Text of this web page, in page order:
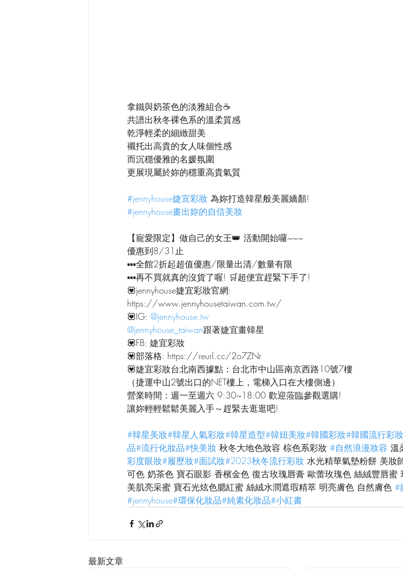
拿鐵與奶茶色的淡雅組合☕
共譜出秋冬裸色系的溫柔質感
乾淨輕柔的細緻甜美
襯托出高貴的女人味個性感
而沉穩優雅的名媛氛圍
更展現屬於妳的穩重高貴氣質
#jennyhouse婕宜彩妝 為妳打造韓星般美麗嬌顏!
#jennyhouse畫出妳的自信美妝
【寵愛限定】做自己的女王👑 活動開始囉~~~
優惠到8/31止
▪▪▪全館2折起超值優惠/限量出清/數量有限
▪▪▪再不買就真的沒貨了喔! 🛒超便宜趕緊下手了!
💟jennyhouse婕宜彩妝官網:
https://www.jennyhousetaiwan.com.tw/
💟IG: @jennyhouse.tw
@jennyhouse_taiwan跟著婕宜畫韓星
💟FB: 婕宜彩妝
💟部落格: https://reurl.cc/2o7ZNr
💟婕宜彩妝台北南西據點：台北市中山區南京西路10號7樓
（捷運中山2號出口的NET樓上，電梯入口在大樓側邊）
營業時間：週一至週六 9:30~18:00 歡迎蒞臨參觀選購!
讓妳輕輕鬆鬆美麗入手～趕緊去逛逛吧!
#韓星美妝#韓星人氣彩妝#韓星造型#韓妞美妝#韓國彩妝#韓國流行彩妝
品#流行化妝品#快美妝 秋冬大地色妝容 棕色系彩妝 #自然浪漫妝容 溫
彩度眼妝#履歷妝#面試妝#2023秋冬流行彩妝 水光精華氣墊粉餅 美妝
可色 奶茶色 寶石眼影 香檳金色 復古玫瑰唇膏 歐蕾玫瑰色 絲絨豐唇蜜
美肌亮采蜜 寶石光炫色腮紅蜜 絲絨水潤遮瑕精萃 明亮膚色 自然膚色 #
#jennyhouse#環保化妝品#純素化妝品#小紅書
最新文章